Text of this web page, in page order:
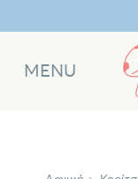
MENU